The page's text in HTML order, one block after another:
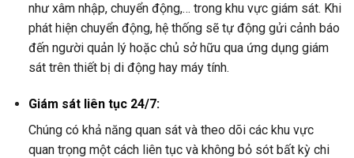
như xâm nhập, chuyển động,… trong khu vực giám sát. Khi
phát hiện chuyển động, hệ thống sẽ tự động gửi cảnh báo
đến người quản lý hoặc chủ sở hữu qua ứng dụng giám
sát trên thiết bị di động hay máy tính.
Giám sát liên tục 24/7:
Chúng có khả năng quan sát và theo dõi các khu vực
quan trọng một cách liên tục và không bỏ sót bất kỳ chi